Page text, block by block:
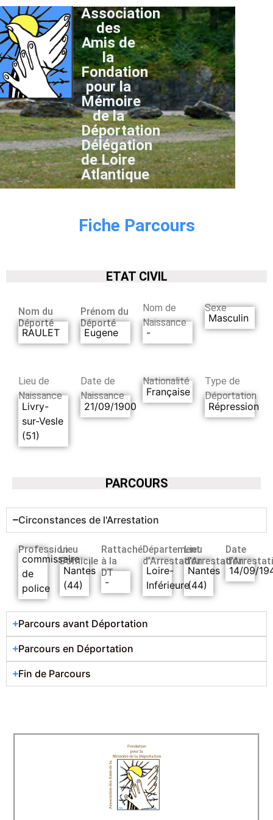
Association
des
Amis de
la
Fondation
pour la
Mémoire
de la
Déportation
Délégation
de Loire
Atlantique
Fiche Parcours
ETAT CIVIL
Nom du
Déporté
RAULET
Prénom du
Déporté
Eugene
Nom de
Naissance
-
Sexe
Masculin
Lieu de
Naissance
Livry-
sur-Vesle
(51)
Date de
Naissance
21/09/1900
Nationalité
Française
Type de
Déportation
Répression
PARCOURS
Circonstances de l'Arrestation
Profession
commissaire
de
police
Lieu
Domicile
Nantes
(44)
Rattaché
à la
DT
-
Département
d’Arrestation
Loire-
Inférieure
Lieu
d’Arrestation
Nantes
(44)
Date
14/09/
Parcours avant Déportation
Parcours en Déportation
Fin de Parcours